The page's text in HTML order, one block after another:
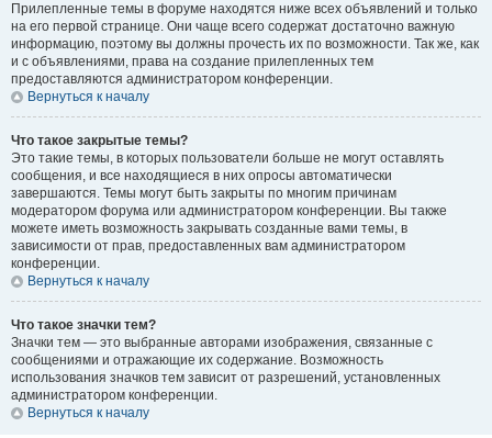
Прилепленные темы в форуме находятся ниже всех объявлений и только
на его первой странице. Они чаще всего содержат достаточно важную
информацию, поэтому вы должны прочесть их по возможности. Так же, как
и с объявлениями, права на создание прилепленных тем
предоставляются администратором конференции.
Вернуться к началу
Что такое закрытые темы?
Это такие темы, в которых пользователи больше не могут оставлять
сообщения, и все находящиеся в них опросы автоматически
завершаются. Темы могут быть закрыты по многим причинам
модератором форума или администратором конференции. Вы также
можете иметь возможность закрывать созданные вами темы, в
зависимости от прав, предоставленных вам администратором
конференции.
Вернуться к началу
Что такое значки тем?
Значки тем — это выбранные авторами изображения, связанные с
сообщениями и отражающие их содержание. Возможность
использования значков тем зависит от разрешений, установленных
администратором конференции.
Вернуться к началу